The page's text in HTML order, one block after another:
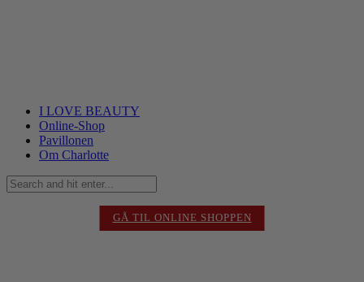
I LOVE BEAUTY
Online-Shop
Pavillonen
Om Charlotte
GÅ TIL ONLINE SHOPPEN